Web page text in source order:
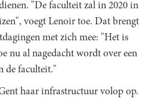
"De faculteit zal in 2020 in
voegt Lenoir toe. Dat brengt
met zich mee: "Het is
nu al nagedacht wordt over een
de faculteit."
haar infrastructuur volop op.